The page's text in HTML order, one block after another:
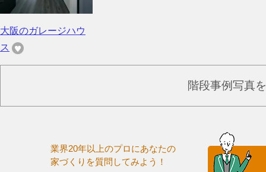
大阪のガレージハウ
ス
階段事例写真
業界20年以上のプロにあなたの
家づくりを質問してみよう！